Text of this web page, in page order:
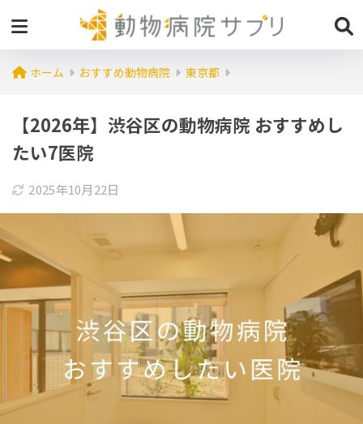
ホーム おすすめ動物病院 東京都
【2026年】渋谷区の動物病院 おすすめし
たい7医院
2025年10月22日